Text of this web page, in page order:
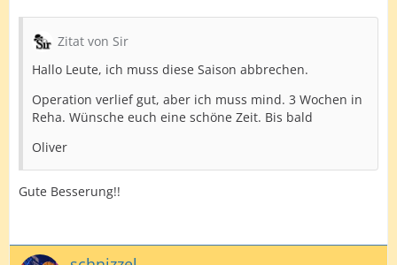
Zitat von Sir
Hallo Leute, ich muss diese Saison abbrechen.
Operation verlief gut, aber ich muss mind. 3 Wochen in
Reha. Wünsche euch eine schöne Zeit. Bis bald
Oliver
Gute Besserung!!